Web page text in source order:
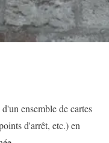
ensemble de cartes
d'arrêt, etc.) en